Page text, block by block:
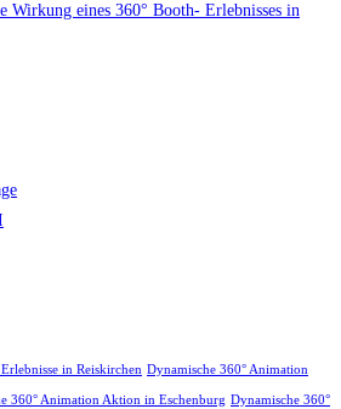
Wirkung eines 360° Booth- Erlebnisses in
in Reiskirchen Dynamische 360° Animation
360° Animation Aktion in Eschenburg Dynamische 360°